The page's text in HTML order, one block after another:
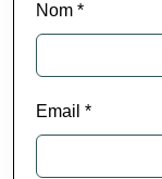
Nom *
Email *